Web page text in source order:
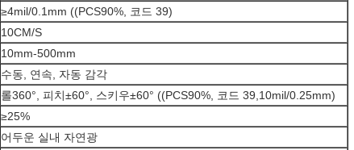
≥4mil/0.1mm ((PCS90%, 코드 39)
10CM/S
10mm-500mm
수동, 연속, 자동 감각
롤360°, 피치±60°, 스키우±60° ((PCS90%, 코드 39,10mil/0.25mm)
≥25%
어두운 실내 자연광